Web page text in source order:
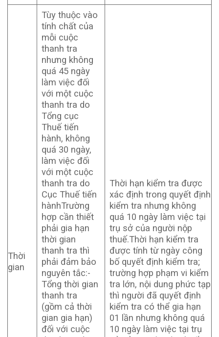
Thời
gian
Tùy thuộc vào
tính chất của
mỗi cuộc
thanh tra
nhưng không
quá 45 ngày
làm việc đối
với một cuộc
thanh tra do
Tổng cục
Thuế tiến
hành, không
quá 30 ngày,
làm việc đối
với một cuộc
thanh tra do
Cục Thuế tiến
hànhTrường
hợp cần thiết
phải gia hạn
thời gian
thanh tra thì
phải đảm bảo
nguyên tắc:-
Tổng thời gian
thanh tra
(gồm cả thời
gian gia hạn)
đối với cuộc
Thời hạn kiểm tra được
xác định trong quyết định
kiểm tra nhưng không
quá 10 ngày làm việc tại
trụ sở của người nộp
thuế.Thời hạn kiểm tra
được tính từ ngày công
bố quyết định kiểm tra;
trường hợp phạm vi kiểm
tra lớn, nội dung phức tạp
thì người đã quyết định
kiểm tra có thể gia hạn
01 lần nhưng không quá
10 ngày làm việc tại trụ